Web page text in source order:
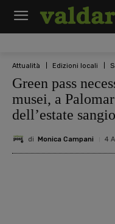
Attualità Edizioni locali
Green pass
musei, a
dell’estate
di Monica Campani 4